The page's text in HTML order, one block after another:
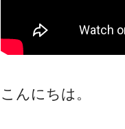
こんにちは。